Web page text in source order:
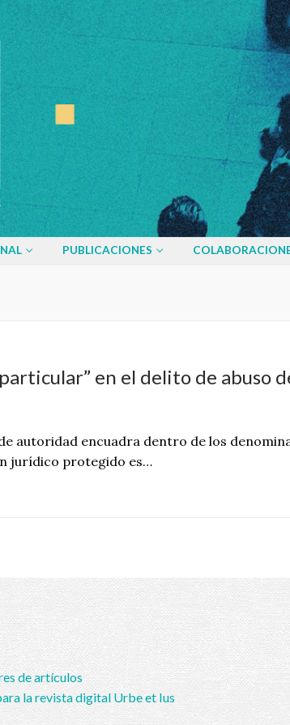
PUBLICACIONES
en el delito de abuso
autoridad encuadra dentro de los
jurídico protegido es…
de artículos
la revista digital Urbe et Ius